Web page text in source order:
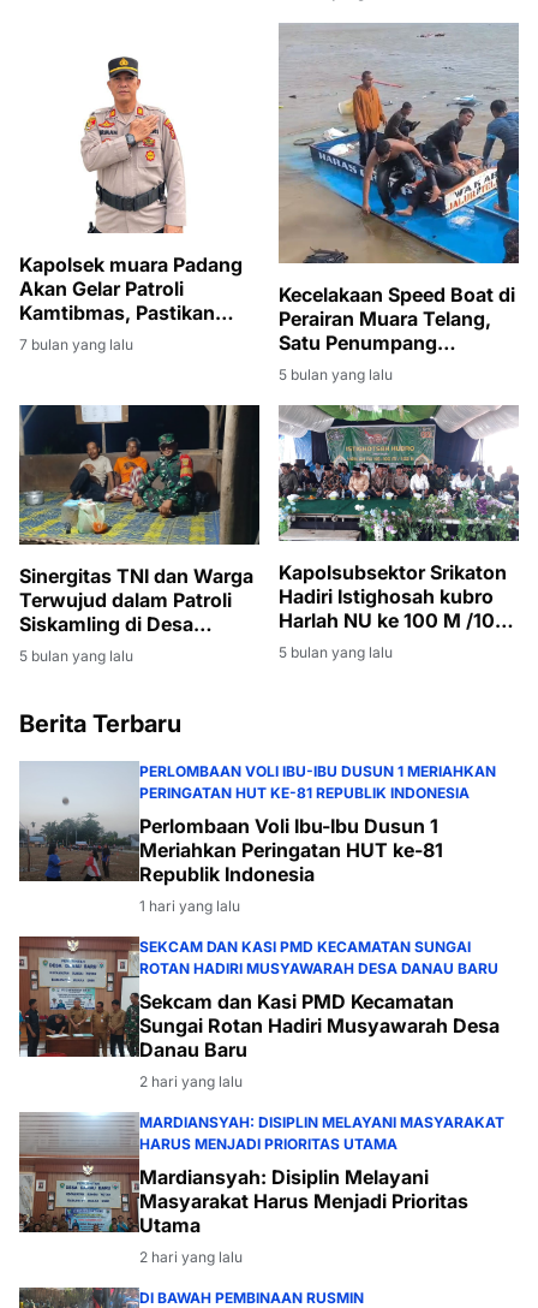
Kapolsek muara Padang
Akan Gelar Patroli
Kamtibmas, Pastikan
Tahun Baru 2026 Aman
dan Kondusif
7 bulan yang lalu
Kecelakaan Speed Boat di
Perairan Muara Telang,
Satu Penumpang
Meninggal Dunia
5 bulan yang lalu
Sinergitas TNI dan Warga
Terwujud dalam Patroli
Siskamling di Desa
Bintaran Banyuasin
5 bulan yang lalu
Kapolsubsektor Srikaton
Hadiri Istighosah kubro
Harlah NU ke 100 M /103
H pastikan Kegiatan
Keagamaan Berjalan
5 bulan yang lalu
Berita Terbaru
PERLOMBAAN VOLI IBU-IBU DUSUN 1 MERIAHKAN
PERINGATAN HUT KE-81 REPUBLIK INDONESIA
Perlombaan Voli Ibu-Ibu Dusun 1
Meriahkan Peringatan HUT ke-81
Republik Indonesia
1 hari yang lalu
SEKCAM DAN KASI PMD KECAMATAN SUNGAI
ROTAN HADIRI MUSYAWARAH DESA DANAU BARU
Sekcam dan Kasi PMD Kecamatan
Sungai Rotan Hadiri Musyawarah Desa
Danau Baru
2 hari yang lalu
MARDIANSYAH: DISIPLIN MELAYANI MASYARAKAT
HARUS MENJADI PRIORITAS UTAMA
Mardiansyah: Disiplin Melayani
Masyarakat Harus Menjadi Prioritas
Utama
2 hari yang lalu
DI BAWAH PEMBINAAN RUSMIN